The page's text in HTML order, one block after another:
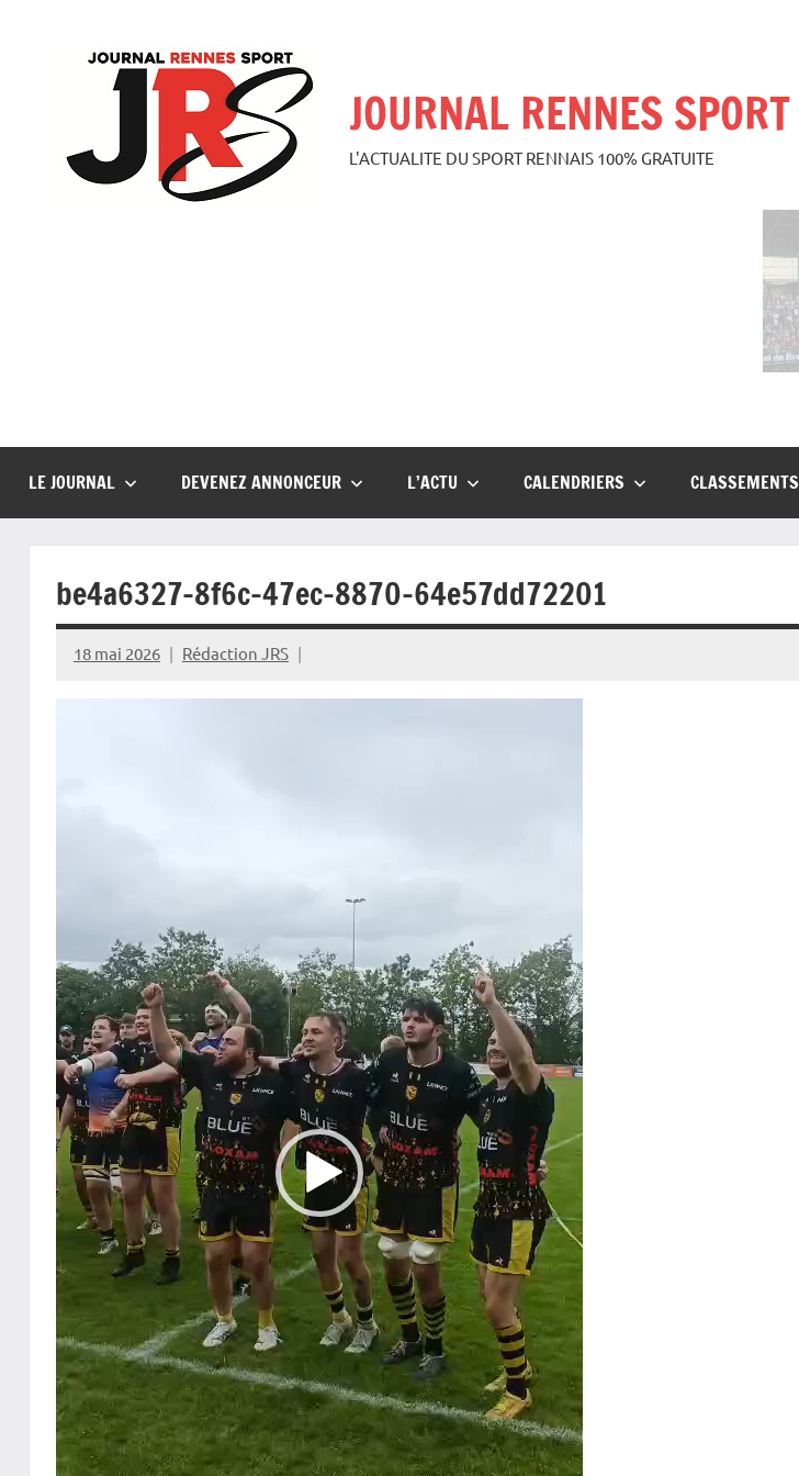
JOURNAL RENNES SPORT
L'ACTUALITE DU SPORT RENNAIS 100% GRATUITE
LE JOURNAL DEVENEZ ANNONCEUR L’ACTU CALENDRIERS CLASSEMENTS
be4a6327-8f6c-47ec-8870-64e57dd72201
18 mai 2026 Rédaction JRS